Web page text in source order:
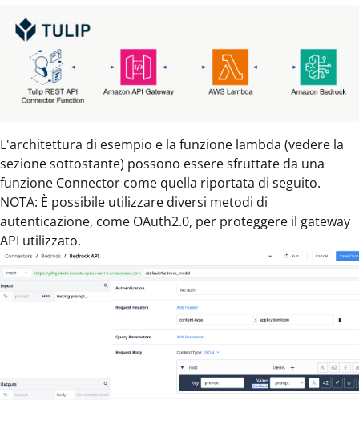
L'architettura di esempio e la funzione lambda (vedere la
sezione sottostante) possono essere sfruttate da una
funzione Connector come quella riportata di seguito.
NOTA: È possibile utilizzare diversi metodi di
autenticazione, come OAuth2.0, per proteggere il gateway
API utilizzato.